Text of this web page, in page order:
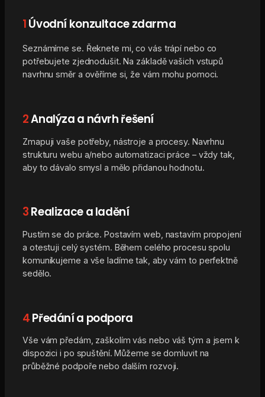
1Úvodní konzultace zdarma
Seznámíme se. Řeknete mi, co vás trápí nebo co
potřebujete zjednodušit. Na základě vašich vstupů
navrhnu směr a ověříme si, že vám mohu pomoci.
2Analýza a návrh řešení
Zmapuji vaše potřeby, nástroje a procesy. Navrhnu
strukturu webu a/nebo automatizaci práce – vždy tak,
aby to dávalo smysl a mělo přidanou hodnotu.
3Realizace a ladění
Pustím se do práce. Postavím web, nastavím propojení
a otestuji celý systém. Během celého procesu spolu
komunikujeme a vše ladíme tak, aby vám to perfektně
sedělo.
4Předání a podpora
Vše vám předám, zaškolím vás nebo váš tým a jsem k
dispozici i po spuštění. Můžeme se domluvit na
průběžné podpoře nebo dalším rozvoji.